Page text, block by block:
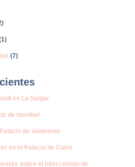
(7)
en La Salgar
de navidad
de Valdesoto
en el Palacio de Cutre
sobre el intercambio de